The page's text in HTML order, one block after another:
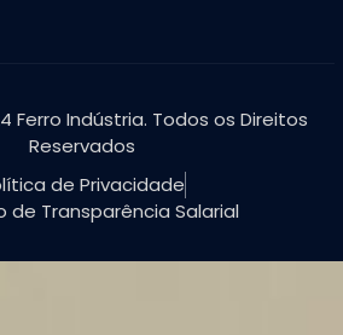
Ferro Indústria. Todos os Direitos
Reservados
de Privacidade
de Transparência Salarial